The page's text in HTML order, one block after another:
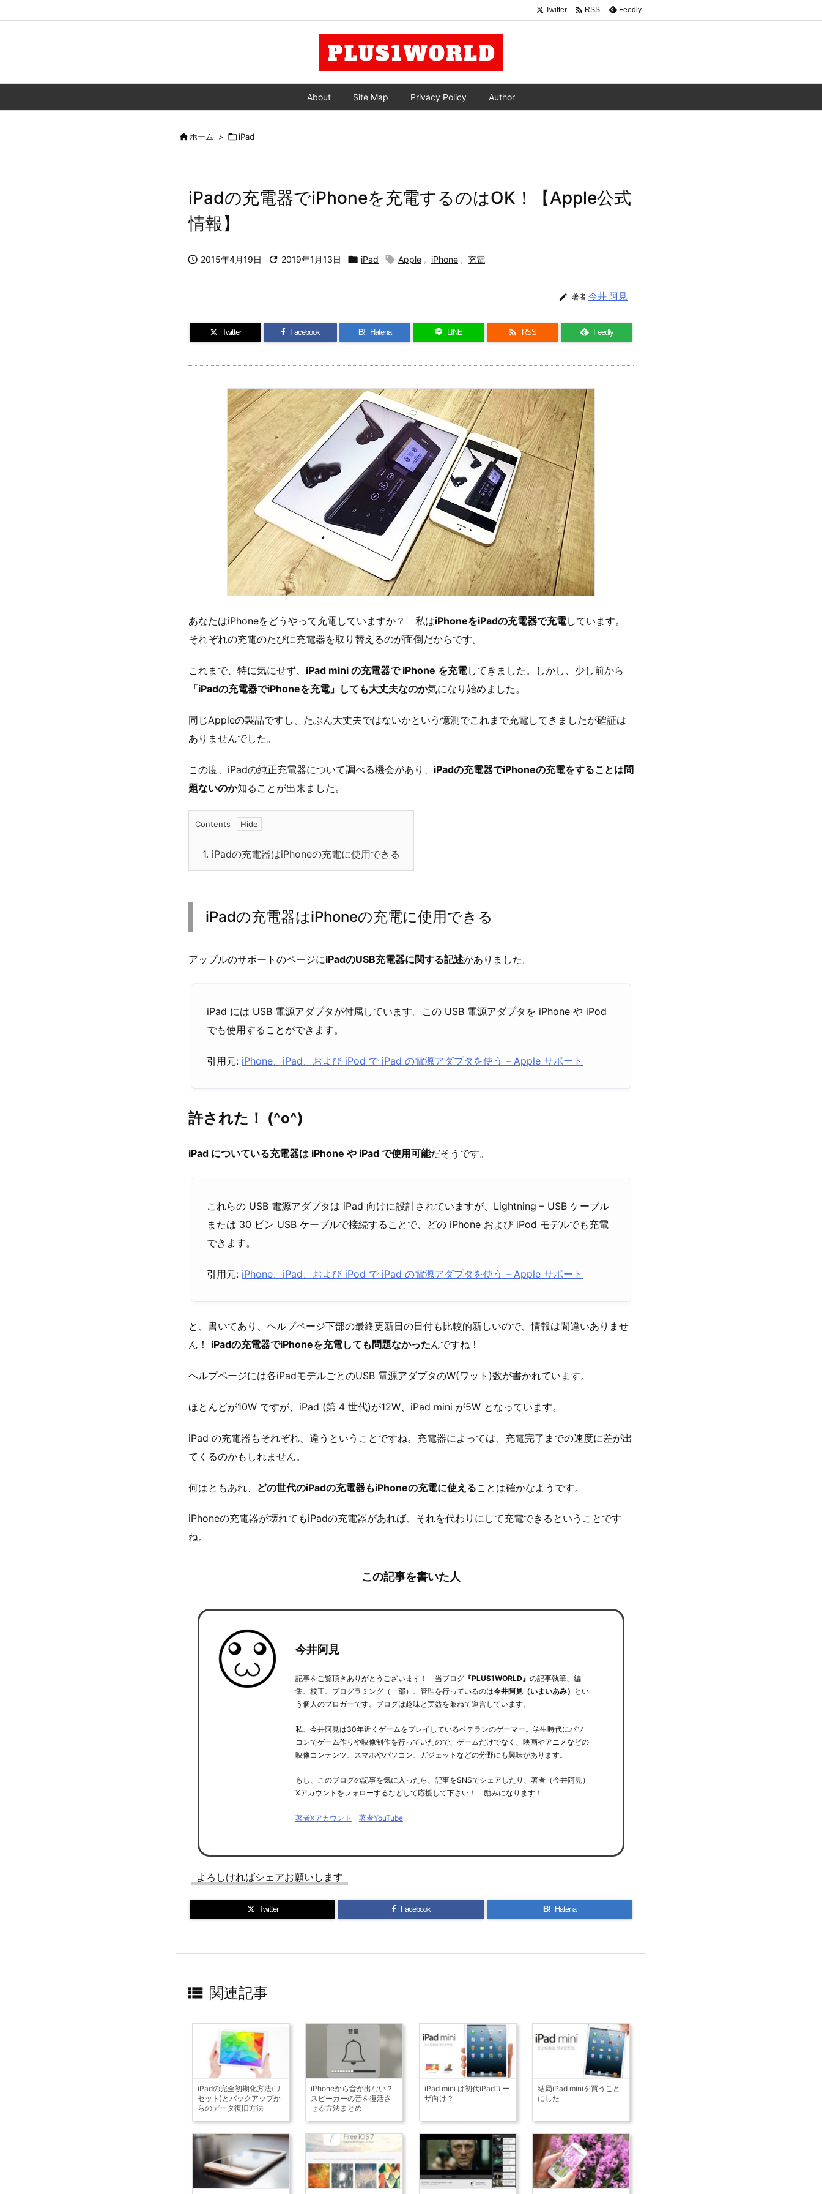
About Site Map Privacy Policy Author
Twitter  RSS Feedly
ホーム > iPad
iPadの充電器でiPhoneを充電するのはOK！【Apple公式
情報】
 2015年4月19日  2019年1月13日  iPad  Apple , iPhone , 充電
 著者 今井 阿見
Twitter Facebook B! Hatena LINE  RSS Feedly
あなたはiPhoneをどうやって充電していますか？ 私はiPhoneをiPadの充電器で充電しています。
それぞれの充電のたびに充電器を取り替えるのが面倒だからです。
これまで、特に気にせず、 iPad mini の充電器で iPhone を充電してきました。しかし、少し前から
「iPadの充電器でiPhoneを充電」しても大丈夫なのか気になり始めました。
同じAppleの製品ですし、たぶん大丈夫ではないかという憶測でこれまで充電してきましたが確証は
ありませんでした。
この度、iPadの純正充電器について調べる機会があり、 iPadの充電器でiPhoneの充電をすることは問
題ないのか知ることが出来ました。
Contents
1. iPadの充電器はiPhoneの充電に使用できる
iPadの充電器はiPhoneの充電に使用できる
アップルのサポートのページにiPadのUSB充電器に関する記述がありました。
iPad には USB 電源アダプタが付属しています。この USB 電源アダプタを iPhone や iPod
でも使用することができます。
引用元: iPhone、iPad、および iPod で iPad の電源アダプタを使う – Apple サポート
許された！ (^o^)
iPad についている充電器は iPhone や iPad で使用可能だそうです。
これらの USB 電源アダプタは iPad 向けに設計されていますが、Lightning – USB ケーブル
または 30 ピン USB ケーブルで接続することで、どの iPhone および iPod モデルでも充電
できます。
引用元: iPhone、iPad、および iPod で iPad の電源アダプタを使う – Apple サポート
と、書いてあり、ヘルプページ下部の最終更新日の日付も比較的新しいので、情報は間違いありませ
ん！ iPadの充電器でiPhoneを充電しても問題なかったんですね！
ヘルプページには各iPadモデルごとのUSB 電源アダプタのW(ワット)数が書かれています。
ほとんどが10W ですが、iPad (第 4 世代)が12W、iPad mini が5W となっています。
iPad の充電器もそれぞれ、違うということですね。充電器によっては、充電完了までの速度に差が出
てくるのかもしれません。
何はともあれ、 どの世代のiPadの充電器もiPhoneの充電に使えることは確かなようです。
iPhoneの充電器が壊れてもiPadの充電器があれば、それを代わりにして充電できるということです
ね。
この記事を書いた人
今井阿見
記事をご覧頂きありがとうございます！ 当ブログ『PLUS1WORLD』 の記事執筆、編
集、校正、プログラミング（一部）、管理を行っているのは今井阿見（いまいあみ） とい
う個人のブロガーです。ブログは趣味と実益を兼ねて運営しています。
私、今井阿見は30年近くゲームをプレイしているベテランのゲーマー。学生時代にパソ
コンでゲーム作りや映像制作を行っていたので、ゲームだけでなく、映画やアニメなどの
映像コンテンツ、スマホやパソコン、ガジェットなどの分野にも興味があります。
もし、このブログの記事を気に入ったら、記事をSNSでシェアしたり、著者（今井阿見）
Xアカウントをフォローするなどして応援して下さい！ 励みになります！
著者Xアカウント 著者YouTube
よろしければシェアお願いします
Twitter Facebook B! Hatena
 関連記事
iPadの完全初期化方法(リ
セット)とバックアップか
らのデータ復旧方法
iPhoneから音が出ない？
スピーカーの音を復活さ
せる方法まとめ
iPad mini は初代iPadユー
ザ向け？
結局iPad miniを買うこと
にした